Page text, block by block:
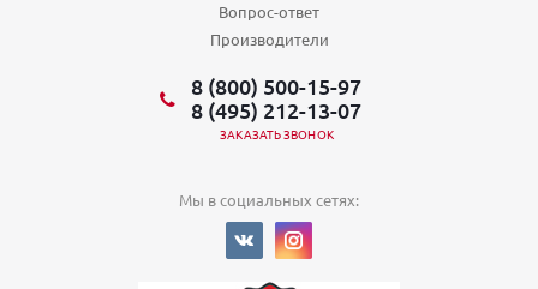
Вопрос-ответ
Производители
8 (800) 500-15-97
8 (495) 212-13-07
ЗАКАЗАТЬ ЗВОНОК
Мы в социальных сетях: